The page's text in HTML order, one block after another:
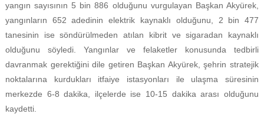
yangın sayısının 5 bin 886 olduğunu vurgulayan Başkan Akyürek,
yangınların 652 adedinin elektrik kaynaklı olduğunu, 2 bin 477
tanesinin ise söndürülmeden atılan kibrit ve sigaradan kaynaklı
olduğunu söyledi. Yangınlar ve felaketler konusunda tedbirli
davranmak gerektiğini dile getiren Başkan Akyürek, şehrin stratejik
noktalarına kurdukları itfaiye istasyonları ile ulaşma süresinin
merkezde 6-8 dakika, ilçelerde ise 10-15 dakika arası olduğunu
kaydetti.